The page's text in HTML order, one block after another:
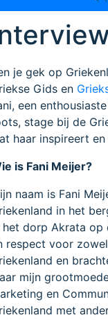
je gek op
Gids en
een
stage bij de
haar inspireert
is Fani Meijer?
naam is Fani
in het
het dorp Akrata op
respect voor
en
mijn
en
met